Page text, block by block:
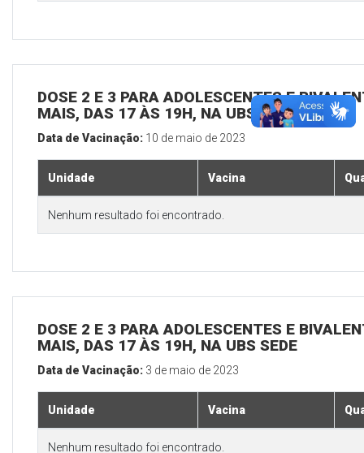
DOSE 2 E 3 PARA ADOLESCENTES E
MAIS, DAS 17 ÀS 19H, NA UBS SEDE
Data de Vacinação: 10 de maio de 2023
Unidade Vacina
Nenhum resultado foi encontrado.
DOSE 2 E 3 PARA ADOLESCENTES E
MAIS, DAS 17 ÀS 19H, NA UBS SEDE
Data de Vacinação: 3 de maio de 2023
Unidade Vacina
Nenhum resultado foi encontrado.